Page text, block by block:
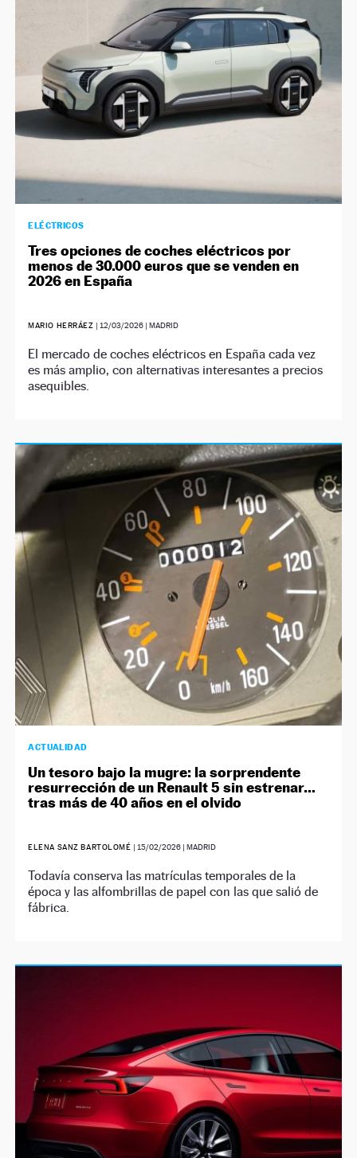
ELÉCTRICOS
Tres opciones de coches eléctricos por
menos de 30.000 euros que se venden en
2026 en España
MARIO HERRÁEZ | 12/03/2026| MADRID
El mercado de coches eléctricos en España cada vez
es más amplio, con alternativas interesantes a precios
asequibles.
ACTUALIDAD
Un tesoro bajo la mugre: la sorprendente
resurrección de un Renault 5 sin estrenar…
tras más de 40 años en el olvido
ELENA SANZ BARTOLOMÉ | 15/02/2026| MADRID
Todavía conserva las matrículas temporales de la
época y las alfombrillas de papel con las que salió de
fábrica.